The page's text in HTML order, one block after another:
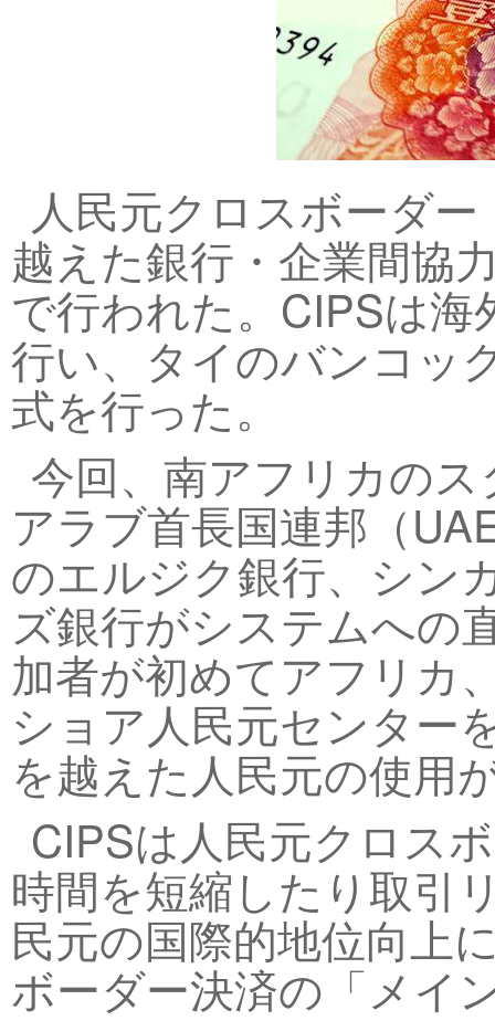
人民元クロスボーダ
越えた銀行・企業間協
で行われた。CIPSは
行い、タイのバンコッ
式を行った。
今回、南アフリカの
アラブ首長国連邦（
のエルジク銀行、シン
ズ銀行がシステムへの
加者が初めてアフリカ
ショア人民元センター
を越えた人民元の使用
CIPSは人民元クロス
時間を短縮したり取引
民元の国際的地位向上
ボーダー決済の「メイ